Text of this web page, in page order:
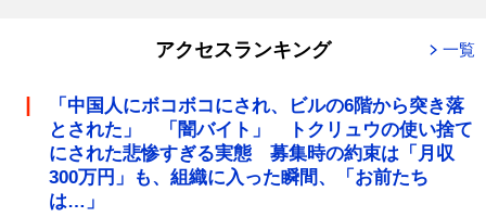
アクセスランキング 一覧
「中国人にボコボコにされ、ビルの6階から突き落
とされた」 「闇バイト」 トクリュウの使い捨て
にされた悲惨すぎる実態 募集時の約束は「月収
300万円」も、組織に入った瞬間、「お前たち
は…」